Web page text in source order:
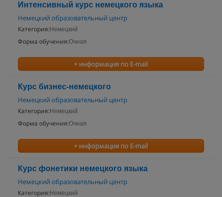
Интенсивный курс немецкого языка
Немецкий образовательный центр
Категория: Немецкий
Форма обучения:Очная
+ информация по E-mail
Курс бизнес-немецкого
Немецкий образовательный центр
Категория: Немецкий
Форма обучения:Очная
+ информация по E-mail
Курс фонетики немецкого языка
Немецкий образовательный центр
Категория: Немецкий